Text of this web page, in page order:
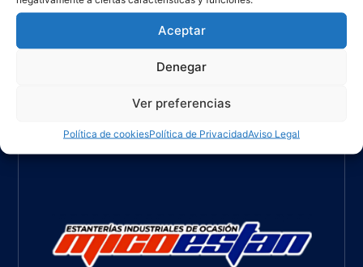
Aceptar
Denegar
Ver preferencias
Política de cookiesPolítica de PrivacidadAviso Legal